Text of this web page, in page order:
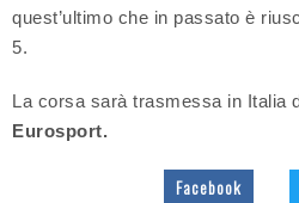
quest’ultimo che in passato è
5.
La corsa sarà trasmessa in Italia
Eurosport.
Facebook